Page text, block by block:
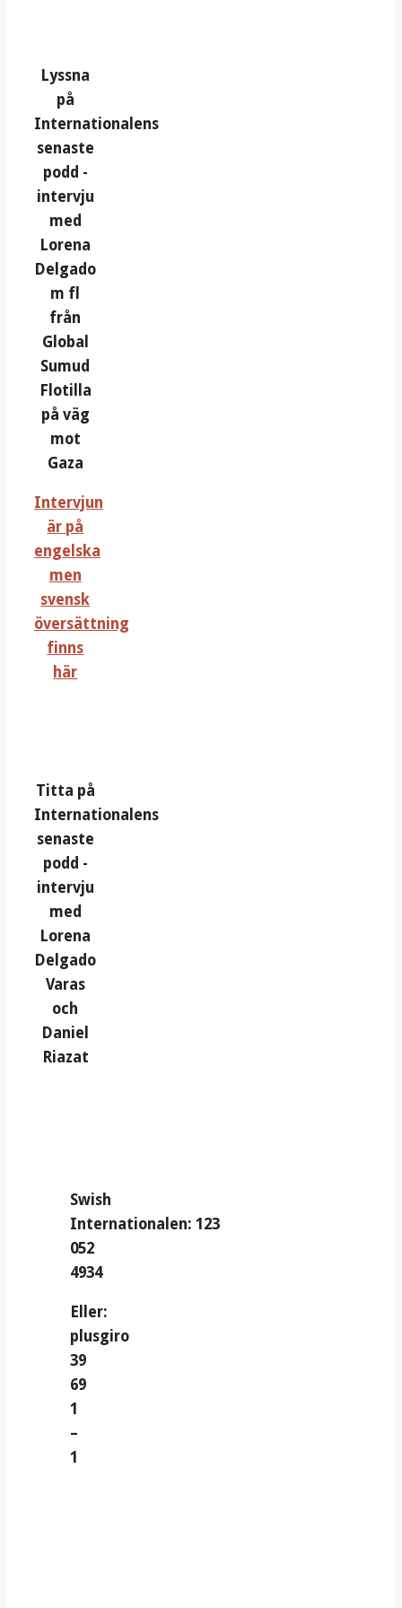
Lyssna
på
Internationalens
senaste
podd -
intervju
med
Lorena
Delgado
m fl
från
Global
Sumud
Flotilla
på väg
mot
Gaza
Intervjun
är på
engelska
men
svensk
översättning
finns
här
Titta på
Internationalens
senaste
podd -
intervju
med
Lorena
Delgado
Varas
och
Daniel
Riazat
Swish
Internationalen: 123
052
4934
Eller:
plusgiro
39
69
1
–
1